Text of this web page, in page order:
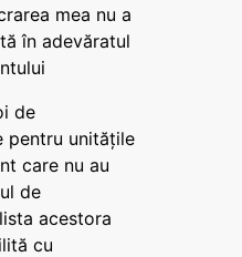
mea nu a
în adevăratul
de
pentru unitățile
care nu au
de
acestora
cu